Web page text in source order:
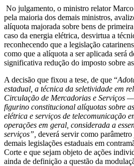
No julgamento, o ministro relator
pela maioria dos demais ministros,
alíquota majorada sobre bens de
caso da energia elétrica, desvirtua a
reconhecendo que a legislação
como que a alíquota a ser aplicada será
significativa redução do imposto sobre
A decisão que fixou a tese, de que “
estadual, a técnica da seletividade em
Circulação de Mercadorias e Serviços
figurino constitucional alíquotas sobre
elétrica e serviços de telecomunicação
operações em geral, considerada a
serviços”, deverá servir como
demais legislações estaduais em
Corte e que sejam objeto de ações
ainda de definição a questão da